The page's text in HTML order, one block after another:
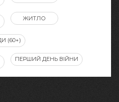
ЖИТЛО
(60+)
ПЕРШИЙ ДЕНЬ ВІЙНИ